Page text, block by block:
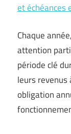
et échéances
Chaque
attention
période clé
leurs revenus
obligation